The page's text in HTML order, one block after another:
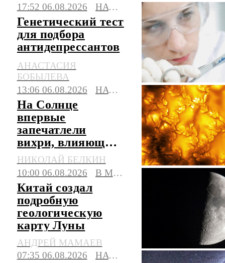
17:52 06.08.2026
НАУКА
Генетический тест
для подбора
антидепрессантов
пытаются создать
в Новосибирске
АНАСТАСИЯ
БОБЫЛЕВА
13:06 06.08.2026
НАУКА
На Солнце
впервые
запечатлели
вихри, влияющие
на жизнь Земли
НИКОЛАЙ БЕЛКИН
10:00 06.08.2026
В МИРЕ
Китай создал
подробную
геологическую
карту Луны
АНДРЕЙ МАМАЕВ
07:35 06.08.2026
НАУКА